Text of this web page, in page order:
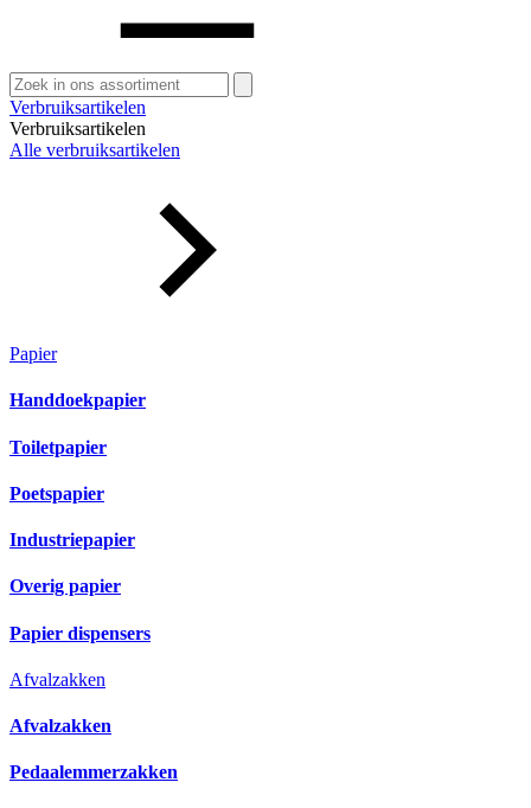
Zoeken
naar:
Verbruiksartikelen
Verbruiksartikelen
Alle verbruiksartikelen
Papier
Handdoekpapier
Toiletpapier
Poetspapier
Industriepapier
Overig papier
Papier dispensers
Afvalzakken
Afvalzakken
Pedaalemmerzakken